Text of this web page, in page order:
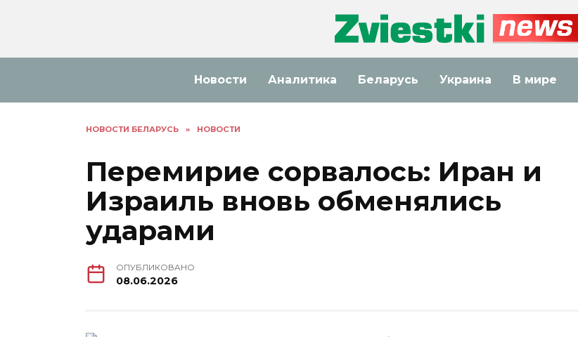
Новости Аналитика Беларусь Украина В мире
НОВОСТИ БЕЛАРУСЬ » НОВОСТИ
Перемирие сорвалось: Иран и
Израиль вновь обменялись
ударами
ОПУБЛИКОВАНО
08.06.2026